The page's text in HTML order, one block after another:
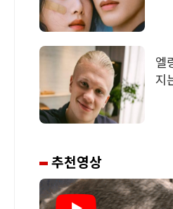
엘
지
추천영상